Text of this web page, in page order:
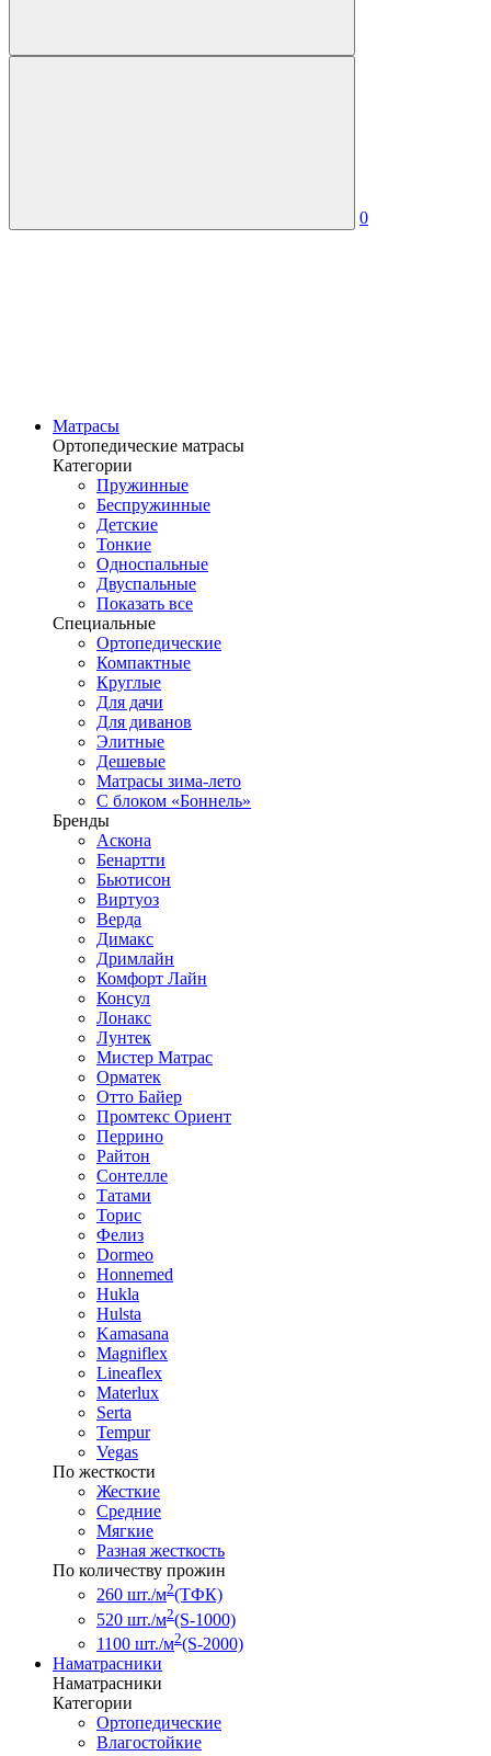
0
Матрасы
Ортопедические матрасы
Категории
Пружинные
Беспружинные
Детские
Тонкие
Односпальные
Двуспальные
Показать все
Специальные
Ортопедические
Компактные
Круглые
Для дачи
Для диванов
Элитные
Дешевые
Матрасы зима-лето
С блоком «Боннель»
Бренды
Аскона
Бенартти
Бьютисон
Виртуоз
Верда
Димакс
Дримлайн
Комфорт Лайн
Консул
Лонакс
Лунтек
Мистер Матрас
Орматек
Отто Байер
Промтекс Ориент
Перрино
Райтон
Сонтелле
Татами
Торис
Фелиз
Dormeo
Honnemed
Hukla
Hulsta
Kamasana
Magniflex
Lineaflex
Materlux
Serta
Tempur
Vegas
По жесткости
Жесткие
Средние
Мягкие
Разная жесткость
По количеству прожин
260 шт./м2(ТФК)
520 шт./м2(S-1000)
1100 шт./м2(S-2000)
Наматрасники
Наматрасники
Категории
Ортопедические
Влагостойкие